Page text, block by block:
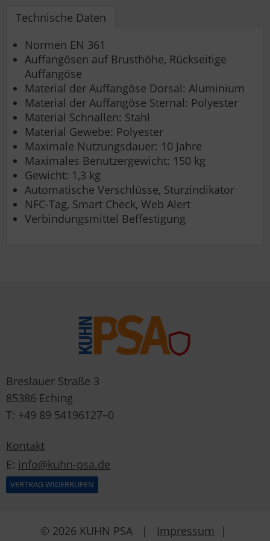
Technische Daten
Normen EN 361
Auffangösen auf Brusthöhe, Rückseitige
Auffangöse
Material der Auffangöse Dorsal: Aluminium
Material der Auffangöse Sternal: Polyester
Material Schnallen: Stahl
Material Gewebe: Polyester
Maximale Nutzungsdauer: 10 Jahre
Maximales Benutzergewicht: 150 kg
Gewicht: 1,3 kg
Automatische Verschlüsse, Sturzindikator
NFC-Tag, Smart Check, Web Alert
Verbindungsmittel Beffestigung
Breslauer Straße 3
85386 Eching
T: +49 89 54196127–0
Kontakt
E: info@kuhn-psa.de
VERTRAG WIDERRUFEN
© 2026 KUHN PSA | Impressum |